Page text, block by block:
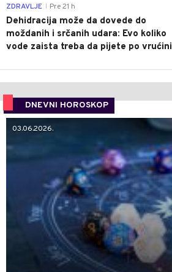
ZDRAVLJE Pre 21 h
Dehidracija može da dovede do
moždanih i srčanih udara: Evo koliko
vode zaista treba da pijete po vrućini
DNEVNI HOROSKOP
03.06.2026.